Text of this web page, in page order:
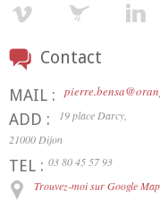
Contact
MAIL :
ADD :
19 place Darcy,
21000 Dijon
TEL : 03 80 45 57 93
Trouvez-moi sur Google Map